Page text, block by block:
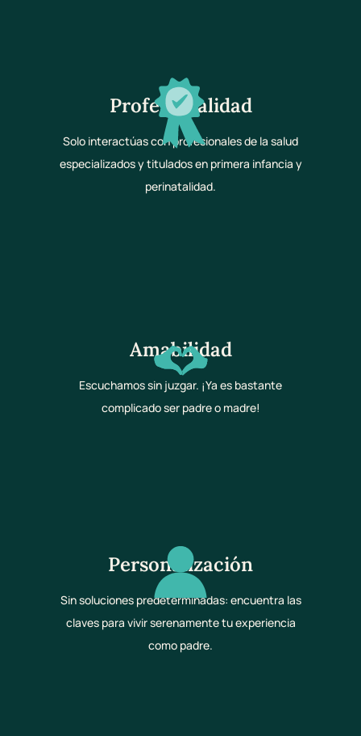
Profesionalidad
Solo interactúas con profesionales de la salud
especializados y titulados en primera infancia y
perinatalidad.
Amabilidad
Escuchamos sin juzgar. ¡Ya es bastante
complicado ser padre o madre!
Personalización
Sin soluciones predeterminadas: encuentra las
claves para vivir serenamente tu experiencia
como padre.